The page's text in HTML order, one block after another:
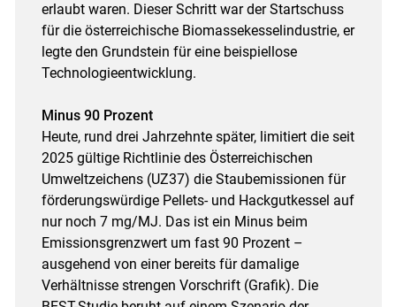
erlaubt waren. Dieser Schritt war der Startschuss
für die österreichische Biomassekesselindustrie, er
legte den Grundstein für eine beispiellose
Technologieentwicklung.
Minus 90 Prozent
Heute, rund drei Jahrzehnte später, limitiert die seit
2025 gültige Richtlinie des Österreichischen
Umweltzeichens (UZ37) die Staubemissionen für
förderungswürdige Pellets- und Hackgutkessel auf
nur noch 7 mg/MJ. Das ist ein Minus beim
Emissionsgrenzwert um fast 90 Prozent –
ausgehend von einer bereits für damalige
Verhältnisse strengen Vorschrift (Grafik). Die